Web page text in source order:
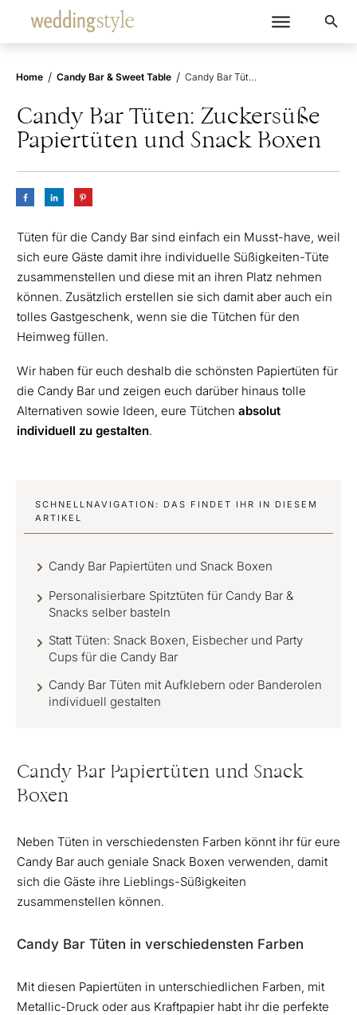
Home / Candy Bar & Sweet Table / Candy Bar Tüten: Zuckersüße Papiertüten und Snack Boxen
Candy Bar Tüten: Zuckersüße
Papiertüten und Snack Boxen
Tüten für die Candy Bar sind einfach ein Musst-have, weil
sich eure Gäste damit ihre individuelle Süßigkeiten-Tüte
zusammenstellen und diese mit an ihren Platz nehmen
können. Zusätzlich erstellen sie sich damit aber auch ein
tolles Gastgeschenk, wenn sie die Tütchen für den
Heimweg füllen.
Wir haben für euch deshalb die schönsten Papiertüten für
die Candy Bar und zeigen euch darüber hinaus tolle
Alternativen sowie Ideen, eure Tütchen absolut
individuell zu gestalten.
SCHNELLNAVIGATION: DAS FINDET IHR IN DIESEM
ARTIKEL
Candy Bar Papiertüten und Snack Boxen
Personalisierbare Spitztüten für Candy Bar &
Snacks selber basteln
Statt Tüten: Snack Boxen, Eisbecher und Party
Cups für die Candy Bar
Candy Bar Tüten mit Aufklebern oder Banderolen
individuell gestalten
Candy Bar Papiertüten und Snack
Boxen
Neben Tüten in verschiedensten Farben könnt ihr für eure
Candy Bar auch geniale Snack Boxen verwenden, damit
sich die Gäste ihre Lieblings-Süßigkeiten
zusammenstellen können.
Candy Bar Tüten in verschiedensten Farben
Mit diesen Papiertüten in unterschiedlichen Farben, mit
Metallic-Druck oder aus Kraftpapier habt ihr die perfekte